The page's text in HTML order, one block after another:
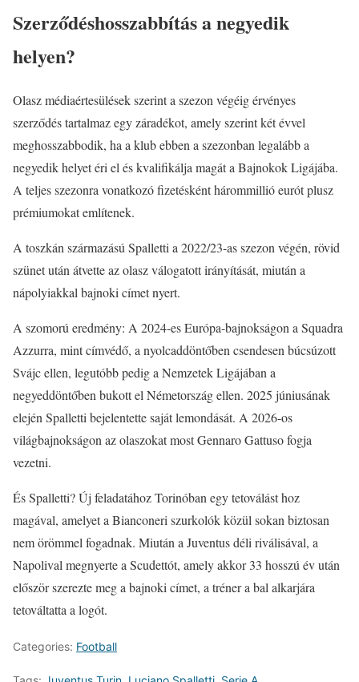
Szerződéshosszabbítás a negyedik
helyen?
Olasz médiaértesülések szerint a szezon végéig érvényes
szerződés tartalmaz egy záradékot, amely szerint két évvel
meghosszabbodik, ha a klub ebben a szezonban legalább a
negyedik helyet éri el és kvalifikálja magát a Bajnokok Ligájába.
A teljes szezonra vonatkozó fizetésként hárommillió eurót plusz
prémiumokat említenek.
A toszkán származású Spalletti a 2022/23-as szezon végén, rövid
szünet után átvette az olasz válogatott irányítását, miután a
nápolyiakkal bajnoki címet nyert.
A szomorú eredmény: A 2024-es Európa-bajnokságon a Squadra
Azzurra, mint címvédő, a nyolcaddöntőben csendesen búcsúzott
Svájc ellen, legutóbb pedig a Nemzetek Ligájában a
negyeddöntőben bukott el Németország ellen. 2025 júniusának
elején Spalletti bejelentette saját lemondását. A 2026-os
világbajnokságon az olaszokat most Gennaro Gattuso fogja
vezetni.
És Spalletti? Új feladatához Torinóban egy tetoválást hoz
magával, amelyet a Bianconeri szurkolók közül sokan biztosan
nem örömmel fogadnak. Miután a Juventus déli riválisával, a
Napolival megnyerte a Scudettót, amely akkor 33 hosszú év után
először szerezte meg a bajnoki címet, a tréner a bal alkarjára
tetováltatta a logót.
Categories: Football